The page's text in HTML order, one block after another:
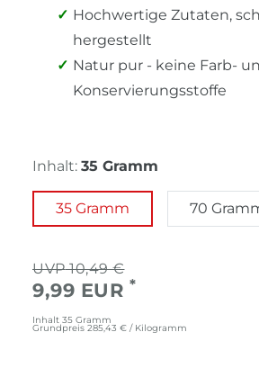
Hochwertige Zutaten,
hergestellt
Natur pur - keine Farb-
Konservierungsstoffe
Inhalt: 35 Gramm
35 Gramm 70
10,49 €
9,99 EUR *
Inhalt 35 Gramm
Grundpreis 285,43 € / Kilogramm